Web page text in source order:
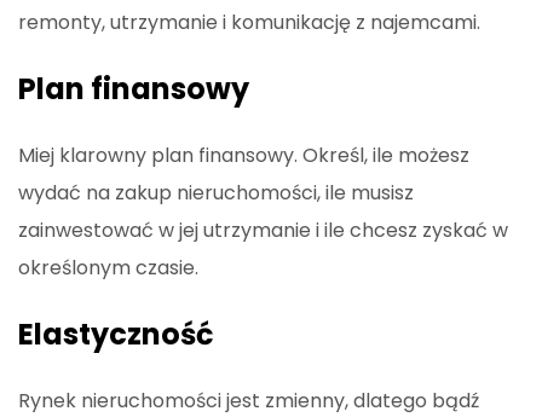
remonty, utrzymanie i komunikację z najemcami.
Plan finansowy
Miej klarowny plan finansowy. Określ, ile możesz
wydać na zakup nieruchomości, ile musisz
zainwestować w jej utrzymanie i ile chcesz zyskać w
określonym czasie.
Elastyczność
Rynek nieruchomości jest zmienny, dlatego bądź